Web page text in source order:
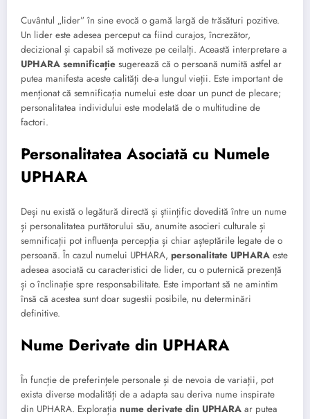
Cuvântul „lider” în sine evocă o gamă largă de trăsături pozitive.
Un lider este adesea perceput ca fiind curajos, încrezător,
decizional și capabil să motiveze pe ceilalți. Această interpretare a
UPHARA semnificație sugerează că o persoană numită astfel ar
putea manifesta aceste calități de-a lungul vieții. Este important de
menționat că semnificația numelui este doar un punct de plecare;
personalitatea individului este modelată de o multitudine de
factori.
Personalitatea Asociată cu Numele
UPHARA
Deși nu există o legătură directă și științific dovedită între un nume
și personalitatea purtătorului său, anumite asocieri culturale și
semnificații pot influența percepția și chiar așteptările legate de o
persoană. În cazul numelui UPHARA, personalitate UPHARA este
adesea asociată cu caracteristici de lider, cu o puternică prezență
și o înclinație spre responsabilitate. Este important să ne amintim
însă că acestea sunt doar sugestii posibile, nu determinări
definitive.
Nume Derivate din UPHARA
În funcție de preferințele personale și de nevoia de variații, pot
exista diverse modalități de a adapta sau deriva nume inspirate
din UPHARA. Explorația nume derivate din UPHARA ar putea